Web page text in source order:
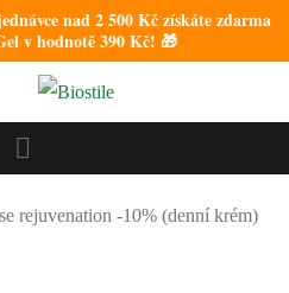
nad 2 500 Kč získáte zdarma
v hodnotě 390 Kč! 🎁
rejuvenation -10% (denní krém)